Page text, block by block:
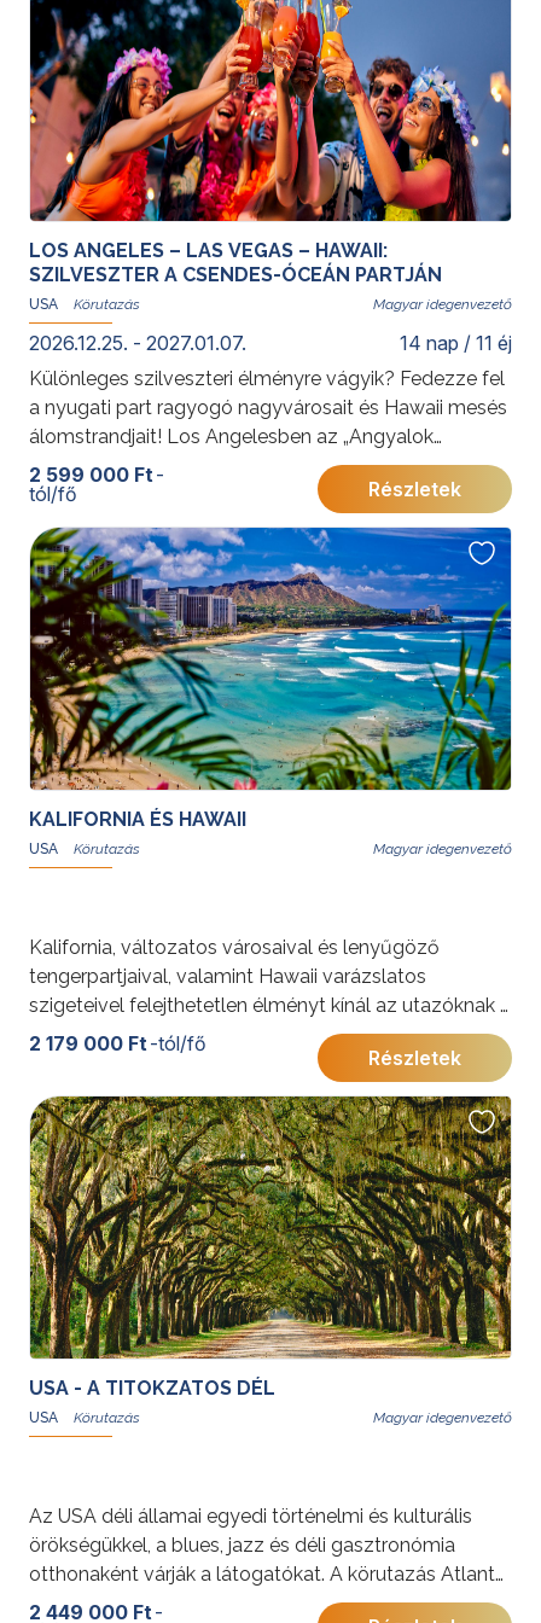
Államokról kattintson ide.
LOS ANGELES – LAS VEGAS – HAWAII:
SZILVESZTER A CSENDES-ÓCEÁN PARTJÁN
USA Magyar idegenvezető
2026.12.25. - 2027.01.07. 14 nap / 11 éj
Különleges szilveszteri élményre vágyik? Fedezze fel
a nyugati part ragyogó nagyvárosait és Hawaii mesés
álomstrandjait! Los Angelesben az „Angyalok
városának” sztárvilágában sétálhat, Las Vegas
neonfényes kaszinói és showműsorai garantálják az
izgalmas pillanatokat, míg Honoluluban a legendás
Waikiki Beach-en ünnepelheti az újévet igazi hawaii
hangulatban.
További érdekességekért az Amerikai Egyesült
Államokról kattintson ide.
2 599 000 Ft -
tól/fő
Részletek
KALIFORNIA ÉS HAWAII
USA Magyar idegenvezető
Kalifornia, változatos városaival és lenyűgöző
tengerpartjaival, valamint Hawaii varázslatos
szigeteivel felejthetetlen élményt kínál az utazóknak a
filmipar csillogásától a természeti szépségekig. Los
Angeles, Santa Barbara és San Diego mediterrán
hangulata mellett a fehér homokos hawaii partok a
pihenés és kaland tökéletes kombinációját nyújtják.
További érdekességekért az Amerikai Egyesült
Államokról kattintson ide.
2 179 000 Ft -tól/fő
Részletek
USA - A TITOKZATOS DÉL
USA Magyar idegenvezető
Az USA déli államai egyedi történelmi és kulturális
örökségükkel, a blues, jazz és déli gasztronómia
otthonaként várják a látogatókat. A körutazás Atlanta,
St. Augustine, a legendás ültetvények és New Orleans
2 449 000 Ft -